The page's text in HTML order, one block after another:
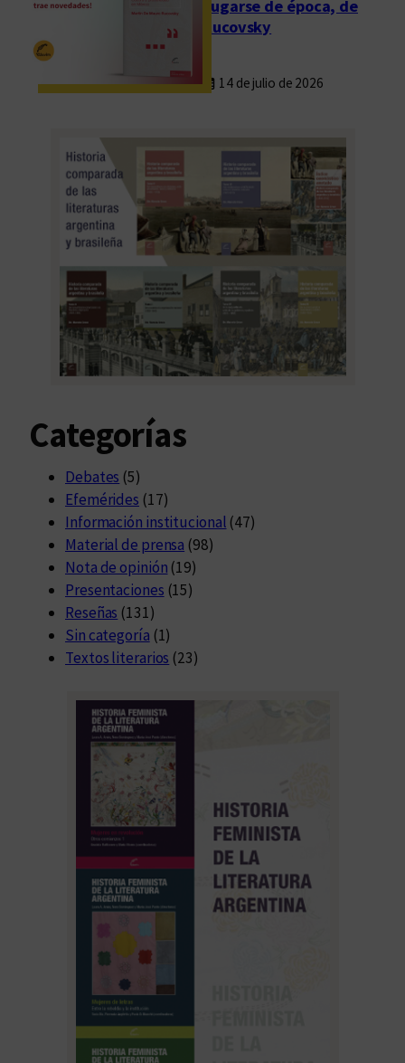
Fugarse de época, de
Rucovsky
14 de julio de 2026
Categorías
Debates (5)
Efemérides (17)
Información institucional (47)
Material de prensa (98)
Nota de opinión (19)
Presentaciones (15)
Reseñas (131)
Sin categoría (1)
Textos literarios (23)